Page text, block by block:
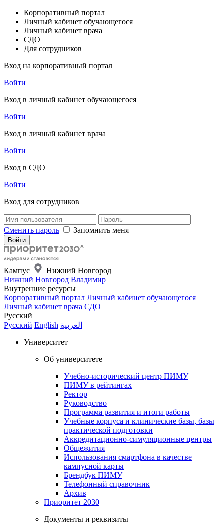
Корпоративный портал
Личный кабинет обучающегося
Личный кабинет врача
СДО
Для сотрудников
Вход на корпоративный портал
Войти
Вход в личный кабинет обучающегося
Войти
Вход в личный кабинет врача
Войти
Вход в СДО
Войти
Вход для сотрудников
Сменить пароль Запомнить меня
Кампус
Нижний Новгород
Нижний Новгород Владимир
Внутренние ресурсы
Корпоративный портал Личный кабинет обучающегося
Личный кабинет врача СДО
Русский
Русский English العربية
Университет
Об университете
Учебно-исторический центр ПИМУ
ПИМУ в рейтингах
Ректор
Руководство
Программа развития и итоги работы
Учебные корпуса и клинические базы, базы
практической подготовки
Аккредитационно-симуляционные центры
Общежития
Использования смартфона в качестве
кампусной карты
Брендбук ПИМУ
Телефонный справочник
Архив
Приоритет 2030
Документы и реквизиты